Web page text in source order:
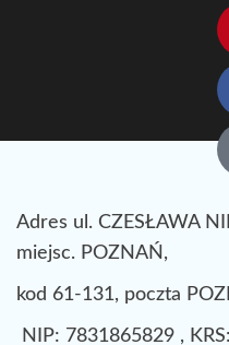
Adres ul. CZESŁAWA
miejsc. POZNAŃ,
kod 61-131, poczta
NIP: 7831865829 ,